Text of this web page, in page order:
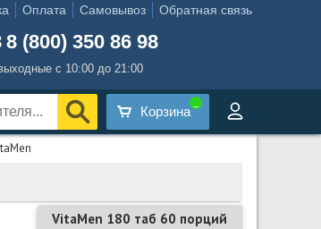
Оплата Самовывоз Обратная связь
8 (800) 350 86 98
с 10:00 до 21:00
Корзина
VitaMen 180 таб 60 порций